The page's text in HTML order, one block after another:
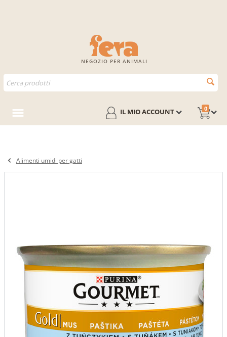
NEGOZIO PER ANIMALI
0
IL MIO ACCOUNT
Alimenti umidi per gatti